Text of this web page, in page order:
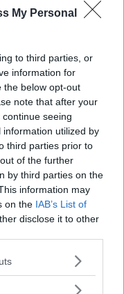
My Personal
to third parties, or
information for
the below opt-out
note that after your
seeing
utilized by
third parties prior to
of the further
by third parties on the
information may
on the IAB’s List of
disclose it to other
one or more Google
You may click to